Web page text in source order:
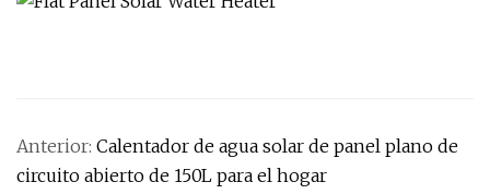
Anterior: Calentador de agua solar de panel plano de
circuito abierto de 150L para el hogar